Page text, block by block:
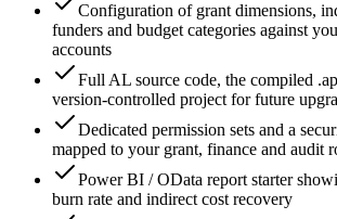
Configuration of grant dimensions,
funders and budget categories against
accounts
Full AL source code, the compiled
version-controlled project for future
Dedicated permission sets and a
mapped to your grant, finance and audit
Power BI / OData report starter
burn rate and indirect cost recovery